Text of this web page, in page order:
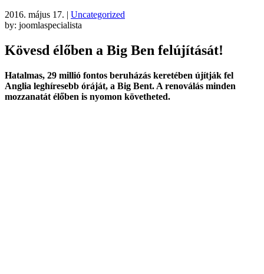
2016. május 17. | Uncategorized
by: joomlaspecialista
Kövesd élőben a Big Ben felújítását!
Hatalmas, 29 millió fontos beruházás keretében újítják fel
Anglia leghíresebb óráját, a Big Bent. A renoválás minden
mozzanatát élőben is nyomon követheted.